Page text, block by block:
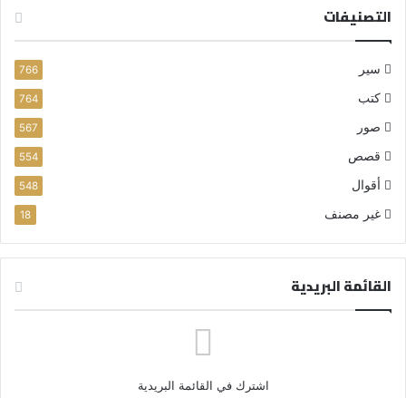
التصنيفات
سير 766
كتب 764
صور 567
قصص 554
أقوال 548
غير مصنف 18
القائمة البريدية
اشترك في القائمة البريدية